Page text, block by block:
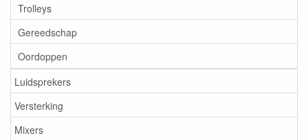
Trolleys
Gereedschap
Oordoppen
Luidsprekers
Versterking
Mixers